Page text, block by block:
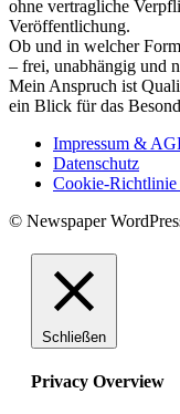
ohne vertragliche
Veröffentlichung.
Ob und in welcher
– frei, unabhängig und
Mein Anspruch ist
ein Blick für das
Impressum &
Datenschutz
Cookie-
© Newspaper
Schließen
Privacy Overview